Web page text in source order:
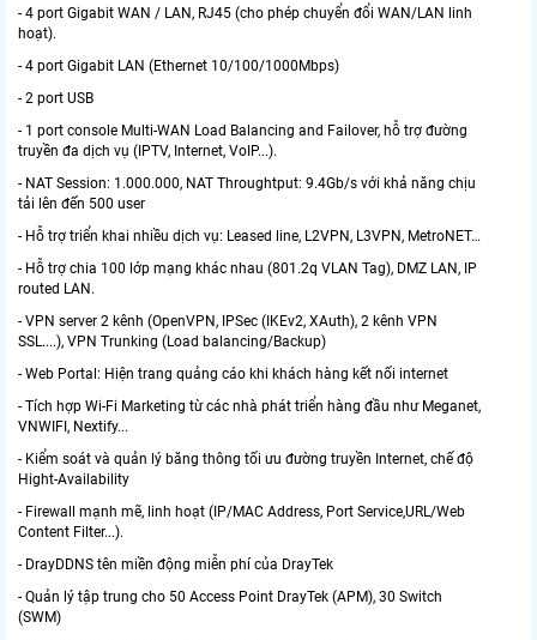
- 4 port Gigabit WAN / LAN, RJ45 (cho phép chuyển đổi WAN/LAN linh
hoạt).
- 4 port Gigabit LAN (Ethernet 10/100/1000Mbps)
- 2 port USB
- 1 port console Multi-WAN Load Balancing and Failover, hỗ trợ đường
truyền đa dịch vụ (IPTV, Internet, VoIP...).
- NAT Session: 1.000.000, NAT Throughtput: 9.4Gb/s với khả năng chịu
tải lên đến 500 user
- Hỗ trợ triển khai nhiều dịch vụ: Leased line, L2VPN, L3VPN, MetroNET…
- Hỗ trợ chia 100 lớp mạng khác nhau (801.2q VLAN Tag), DMZ LAN, IP
routed LAN.
- VPN server 2 kênh (OpenVPN, IPSec (IKEv2, XAuth), 2 kênh VPN
SSL....), VPN Trunking (Load balancing/Backup)
- Web Portal: Hiện trang quảng cáo khi khách hàng kết nối internet
- Tích hợp Wi-Fi Marketing từ các nhà phát triển hàng đầu như Meganet,
VNWIFI, Nextify...
- Kiểm soát và quản lý băng thông tối ưu đường truyền Internet, chế độ
Hight-Availability
- Firewall mạnh mẽ, linh hoạt (IP/MAC Address, Port Service,URL/Web
Content Filter...).
- DrayDDNS tên miền động miễn phí của DrayTek
- Quản lý tập trung cho 50 Access Point DrayTek (APM), 30 Switch
(SWM)